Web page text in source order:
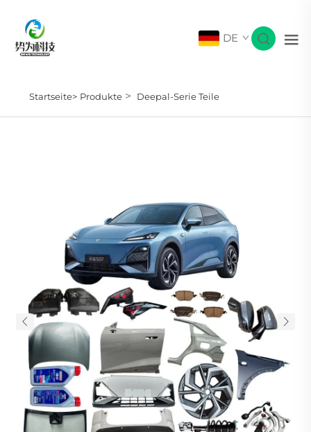
DE
Startseite> Produkte> Deepal-Serie Teile